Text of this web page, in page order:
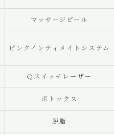
マッサージピール
ピンクインティメイトシステム
Qスイッチレーザー
ボトックス
脱脂